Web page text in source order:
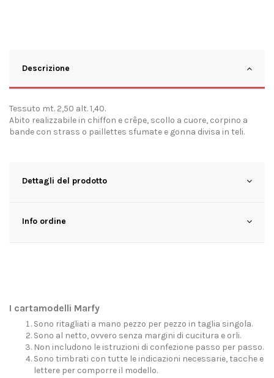
Descrizione
Tessuto mt. 2,50 alt. 1,40.
Abito realizzabile in chiffon e crêpe, scollo a cuore, corpino a
bande con strass o paillettes sfumate e gonna divisa in teli.
Dettagli del prodotto
Info ordine
I cartamodelli Marfy
Sono ritagliati a mano pezzo per pezzo in taglia singola.
Sono al netto, ovvero senza margini di cucitura e orli.
Non includono le istruzioni di confezione passo per passo.
Sono timbrati con tutte le indicazioni necessarie, tacche e
lettere per comporre il modello.